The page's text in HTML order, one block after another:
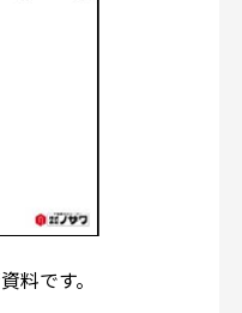
料です。